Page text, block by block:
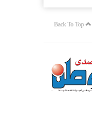
Back To Top